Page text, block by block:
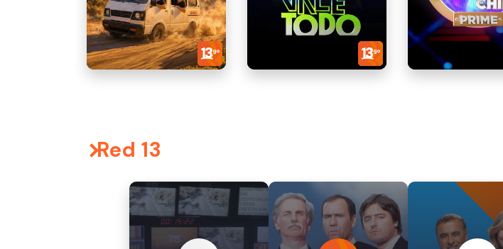
Red 13